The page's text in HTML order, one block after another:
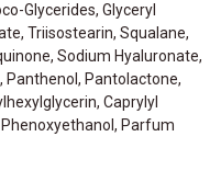
Glycerides, Glyceryl
Triisostearin, Squalane,
Sodium Hyaluronate,
Pantolactone,
Caprylyl
Parfum